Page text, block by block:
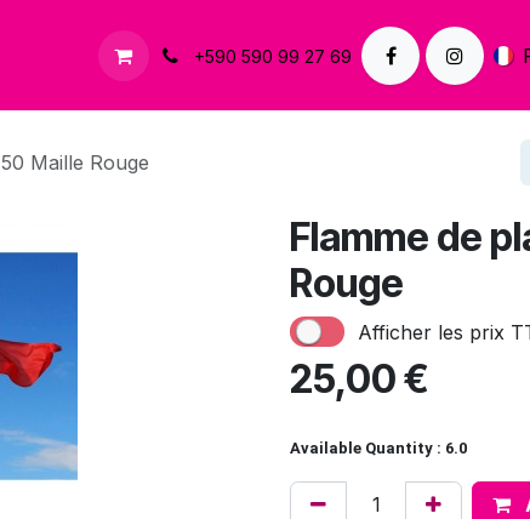
Contactez-nous+590 590 99 27 69
Maille Rouge
Flamme de
Rouge
Afficher les prix
25,00€
Available Quantity : 6.0